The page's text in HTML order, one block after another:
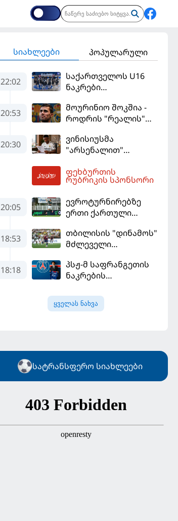
სიახლეები პოპულარული
22:02
საქართველოს U16
ნაკრები
ფინალურ ეტაპზე – A
დივიზიონში
20:53
მოურინიო შოკშია -
როდრის "რეალის"
და "ბარსელონაში"
გადადის
20:30
ვინისიუსმა
"არსენალით"
გამოიყენა და
"რეალთან"
მომგებიანად
გააგრძელა
ფეხბურთის
რუბრიკის სპონსორი
20:05
ევროტურნირებზე
ერთი ქართული
18:53
თბილისის "დინამოს"
მძლეველი
"ჰაიდუკთან"
განადგურდა
18:18
პსჟ-მ საფრანგეთის
ნაკრების
დაიმატა
ყველას ნახვა
სატრანსფერო სიახლეები